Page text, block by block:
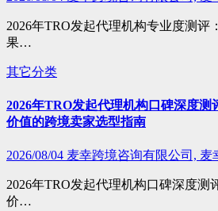
2026年TRO发起代理机构专业度测评
果…
其它分类
2026年TRO发起代理机构口碑深度测
价值的跨境卖家选型指南
2026/08/04 麦幸跨境咨询有限公司, 麦
2026年TRO发起代理机构口碑深度测
价…